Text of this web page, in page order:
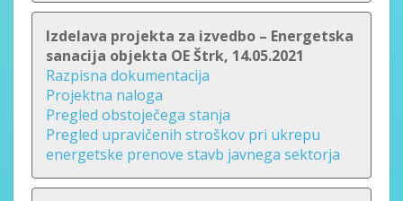
Izdelava projekta za izvedbo – Energetska
sanacija objekta OE Štrk, 14.05.2021
Razpisna dokumentacija
Projektna naloga
Pregled obstoječega stanja
Pregled upravičenih stroškov pri ukrepu
energetske prenove stavb javnega sektorja